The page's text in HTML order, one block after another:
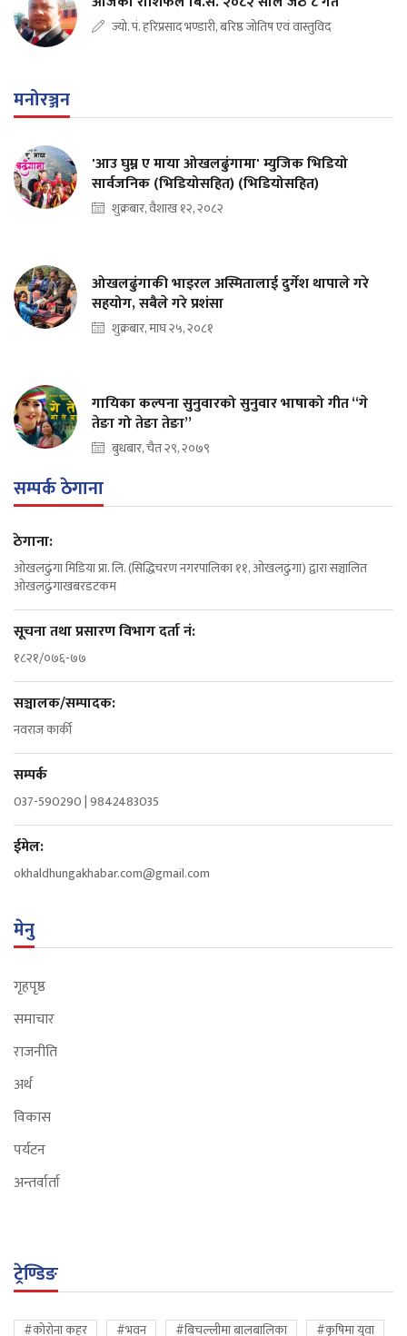
ज्यो. पं. हरिप्रसाद भण्डारी, बरिष्ठ जोतिष एवं वास्तुविद
मनोरञ्जन
'आउ घुम्न ए माया ओखलढुंगामा' म्युजिक भिडियो
सार्वजनिक (भिडियोसहित) (भिडियोसहित)
शुक्रबार, वैशाख १२, २०८२
ओखलढुंगाकी भाइरल अस्मितालाई दुर्गेश थापाले गरे
सहयोग, सबैले गरे प्रशंसा
शुक्रबार, माघ २५, २०८१
गायिका कल्पना सुनुवारको सुनुवार भाषाको गीत “गे
तेङा गो तेङा तेङा”
बुधबार, चैत २९, २०७९
सम्पर्क ठेगाना
ठेगाना:
ओखलढुंगा मिडिया प्रा. लि. (सिद्धिचरण नगरपालिका ११, ओखलढुंगा) द्वारा सञ्चालित
ओखलढुंगाखबरडटकम
सूचना तथा प्रसारण विभाग दर्ता नं:
१८२१/०७६-७७
सञ्चालक/सम्पादक:
नवराज कार्की
सम्पर्क
037-590290 | 9842483035
ईमेल:
okhaldhungakhabar.com@gmail.com
मेनु
गृहपृष्ठ
समाचार
राजनीति
अर्थ
विकास
पर्यटन
अन्तर्वार्ता
ट्रेण्डिङ
#कोरोना कहर #भवन #बिचल्लीमा बालबालिका #कृषिमा युवा